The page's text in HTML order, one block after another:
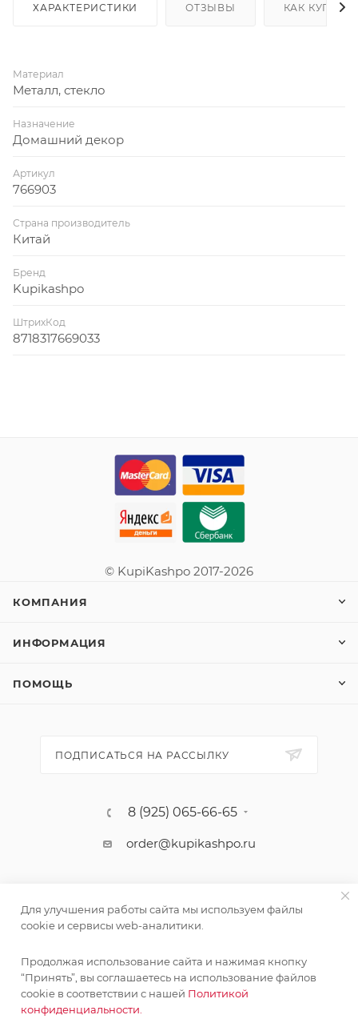
ХАРАКТЕРИСТИКИ ОТЗЫВЫ КАК КУПИТЬ
Материал
Металл, стекло
Назначение
Домашний декор
Артикул
766903
Страна производитель
Китай
Бренд
Kupikashpo
ШтрихКод
8718317669033
© KupiKashpo 2017-2026
КОМПАНИЯ
ИНФОРМАЦИЯ
ПОМОЩЬ
ПОДПИСАТЬСЯ НА РАССЫЛКУ
8 (925) 065-66-65
order@kupikashpo.ru
©КупиКашпо 2017-2026
Для улучшения работы сайта мы используем файлы
cookie и сервисы web-аналитики.
Продолжая использование сайта и нажимая кнопку
“Принять”, вы соглашаетесь на использование файлов
cookie в соответствии с нашей Политикой
конфиденциальности.